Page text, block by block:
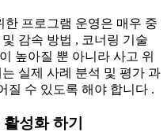
프로그램 운영은 매우 중
감속 방법 , 코너링 기술
높아질 뿐 아니라 사고 위
실제 사례 분석 및 평가 과
질 수 있도록 해야 합니다 .
성화 하기